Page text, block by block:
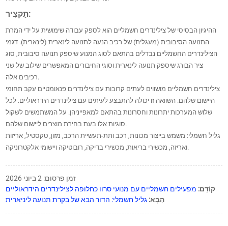
תַקצִיר:
ההיגיון הבסיסי של צילינדרים חשמליים הוא לספק עבודה שימושית על ידי המרת
התנועה הסיבובית (מעגלית) של רכיב הנעה לתנועה לינארית (לינארית). דגמי
הצילינדרים החשמליים נבדלים בהתאם לסוג המנוע שיספק תנועה סיבובית, סוג
ציר הבורג שיספק תנועה לינארית וסוגי החיבורים המאפשרים שילוב של שני
רכיבים אלה.
צילינדרים חשמליים מושווים לעתים קרובות עם צילינדרים פנאומטיים עקב תחומי
היישום שלהם. השוואה זו יכולה להתבצע לעיתים עם צילינדרים הידראוליים. לכל
שלוש המערכות יתרונות וחסרונות בהתאם למאפייניהן. על המשתמשים לשקול
סוגיות אלו בעת בחירת מוצרים ליישום שלהם.
גליל חשמלי: משמש בייצור מכונות, רכב ותת-תעשיית הרכב, מזון, טקסטיל, אריזות
ואריזה, מכשירי בריאות, מכשירי בדיקה, רובוטיקה ויישומי אלקטרוניקה.
זמן פרסום: 2 ביוני 2026
קוֹדֵם: מפעילים חשמליים עם מנועי סרוו כחלופה לצילינדרים הידראוליים
הַבָּא: גליל חשמלי: הדור הבא של בקרת תנועה ליניארית